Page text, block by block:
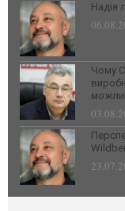
Надія
Чому